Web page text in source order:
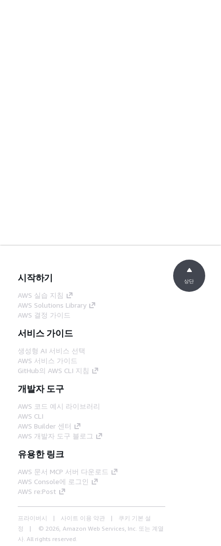
시작하기
AWS 실습 지침
AWS Solutions Library
AWS 결정 가이드
서비스 가이드
생성형 AI 서비스 선택
AWS 서비스 가이드
GitHub의 AWS CLI 지침
개발자 도구
AWS 코드 예시 라이브러리
AWS CLI
AWS Builder 센터
AWS 개발자 도구 블로그
유용한 링크
AWS 문서 MCP 서버 다운로드
AWS Console에 로그인
AWS re:Post
프라이버시 사이트 이용 약관
쿠키 기본 설
정
© 2026, Amazon Web Services, Inc. 또는 계열
사. All rights reserved.
상단